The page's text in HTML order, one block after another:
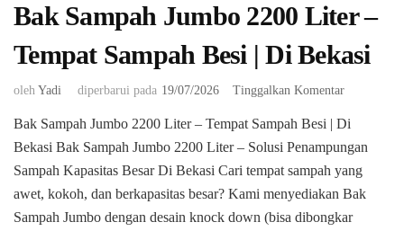
Bak Sampah Jumbo 2200 Liter –
Tempat Sampah Besi | Di Bekasi
oleh Yadi diperbarui pada 19/07/2026 Tinggalkan Komentarpada
Sampah
Jumbo
2200
–
Tempat
Bak Sampah Jumbo 2200 Liter – Tempat Sampah Besi | Di
Bekasi Bak Sampah Jumbo 2200 Liter – Solusi Penampungan
Sampah Kapasitas Besar Di Bekasi ​Cari tempat sampah yang
awet, kokoh, dan berkapasitas besar? Kami menyediakan Bak
Sampah Jumbo dengan desain knock down (bisa dibongkar